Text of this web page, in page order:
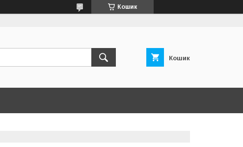
Кошик
Кошик